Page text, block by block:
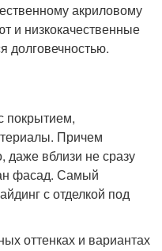
акриловому
и низкокачественные
долговечностью.
покрытием,
Причем
даже вблизи не сразу
фасад. Самый
с отделкой под
оттенках и вариантах